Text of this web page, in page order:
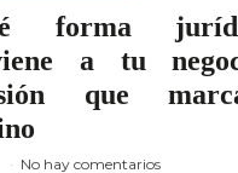
forma
a tu
que
No hay comentarios